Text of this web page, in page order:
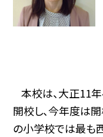
本校は、大正11年
開校し、今年度は
の小学校では最も